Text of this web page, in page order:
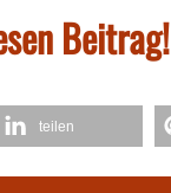
Beitrag!
teilen